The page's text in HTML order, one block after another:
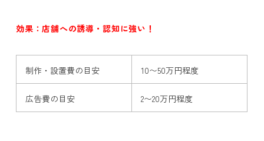
効果：店舗への誘導・認知に強い！
制作・設置費の目安 10〜50万円程度
広告費の目安 2〜20万円程度